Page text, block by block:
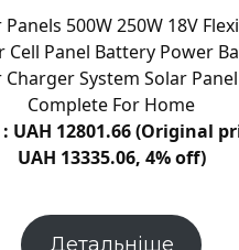
Panels 500W 250W 18V
Cell Panel Battery Power
Charger System Solar
Complete For Home
UAH 12801.66 (Original
UAH 13335.06, 4% off)
Детальніше